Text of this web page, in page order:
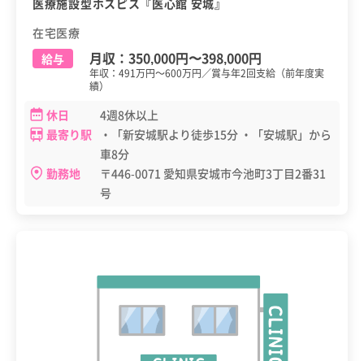
在宅医療
給与
月収： 350,000円〜398,000円
年収：491万円～600万円／賞与年2回支給（前年度実
績）
休日
4週8休以上
最寄り駅
・「新安城駅より徒歩15分 ・「安城駅」から
車8分
勤務地
〒446-0071 愛知県安城市今池町3丁目2番31
号